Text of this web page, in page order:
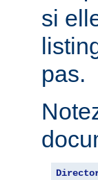
si
pas.